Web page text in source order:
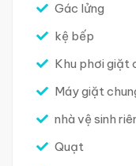
Gác lửng
kệ bếp
Khu phơi giặt
Máy giặt
nhà vệ sinh
Quạt